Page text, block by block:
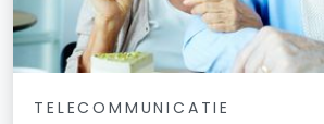
TELECOMMUNICATIE